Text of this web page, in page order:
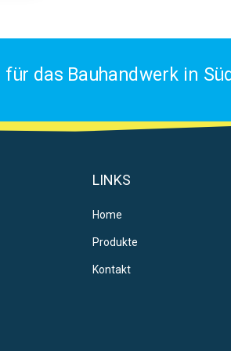
das Bauhandwerk in
LINKS
Home
Produkte
Kontakt